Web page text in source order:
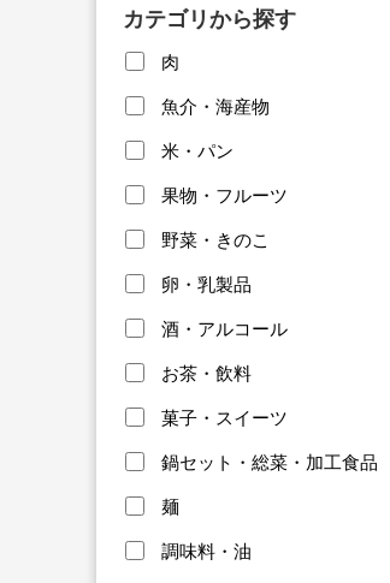
カテゴリから探す
肉
魚介・海産物
米・パン
果物・フルーツ
野菜・きのこ
卵・乳製品
酒・アルコール
お茶・飲料
菓子・スイーツ
鍋セット・総菜・加工食品
麺
調味料・油